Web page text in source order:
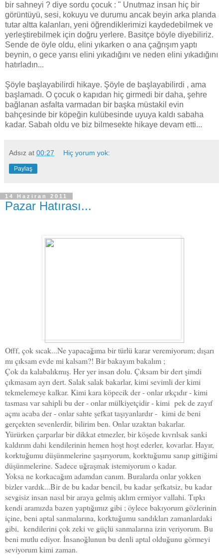
bir sahneyi ? diye sordu çocuk : " Unutmaz insan hiç bir
görüntüyü, sesi, kokuyu ve durumu ancak beyin arka planda
tutar altta kalanları, yeni öğrendiklerimizi kaydedebilmek ve
yerleştirebilmek için doğru yerlere. Basitçe böyle diyebiliriz.
Sende de öyle oldu, elini yıkarken o ana çağrışım yaptı
beynin, o gece yarısı elini yıkadığını ve neden elini yıkadığını
hatırladın...
Şöyle başlayabilirdi hikaye. Şöyle de başlayabilirdi , ama
başlamadı. O çocuk o kapıdan hiç girmedi bir daha, şehre
bağlanan asfalta varmadan bir başka müstakil evin
bahçesinde bir köpeğin kulübesinde uyuya kaldı sabaha
kadar. Sabah oldu ve biz bilmesekte hikaye devam etti...
Adsız at 00:27 Hiç yorum yok:
Paylaş
14 Haziran 2011
Pazar Hatırası...
Offf, çok sıcak...Ne yapacağıma bir türlü karar veremiyorum; dışarı
mı çıksam evde mi kalsam?! Bir bakayım bakalım ;
Çok da kalabalıkmış. Her yer insan dolu. Çıksam bir dert şimdi
çıkmasam ayrı dert. Salak salak bakarlar, kimi sevimli der kimi
tekmelemeye kalkar. Kimi kara köpecik der - onlar ırkçıdır - kimi
tasması var sahipli bu der - onlar mülkiyetçidir - kimi pek de zayıf
açmı acaba der - onlar sahte şefkat taşıyanlardır - kimi de beni
gerçekten sevenlerdir, bilirim ben. Onlar uzaktan bakarlar.
Yürürken çarparlar bir dikkat etmezler, bir köşede kıvrılsak sanki
kaldırım dahi kendilerinin hemen hoşt hoşt ederler, kovarlar. Hayır,
korktuğumu düşünmelerine şaşırıyorum, korktuğumu sanıp gittiğimi
düşünmelerine. Sadece uğraşmak istemiyorum o kadar.
Yoksa ne korkacağım adamdan canım. Buralarda onlar yokken
bizler vardık...Bir de bu kadar bencil, bu kadar şefkatsiz, bu kadar
sevgisiz insan nasıl bir araya gelmiş aklım ermiyor vallahi. Tıpkı
kendi aramızda bazen yaptığımız gibi ; öylece bakıyorum gözlerinin
içine, beni aptal sanmalarına, korktuğumu sandıkları zamanlardaki
gibi, kendilerini çok zeki ve güçlü sanmalarına izin veriyorum. Bu
beni mutlu ediyor. İnsanoğlunun bu denli aptal olduğunu görmeyi
seviyorum kimi zaman.